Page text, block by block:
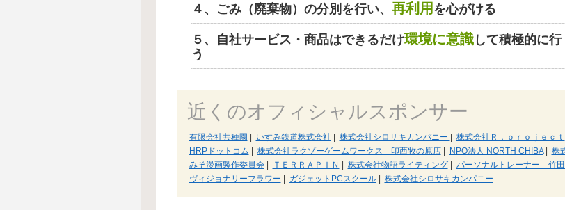
４、ごみ（廃棄物）の分別を行い、 再利用 を心がける
５、自社サービス・商品はできるだけ環境に意識して積極的に行
う
近くのオフィシャルスポンサー
有限会社共種園 いすみ鉄道株式会社 株式会社シロサキカンパニー 株式会社Ｒ．ｐｒｏｊｅｃｔ
HRPドットコム
株式会社ラクゾーゲームワークス 印西牧の原店| NPO法人 NORTH CHIBA| 株
みそ漫画製作委員会| ＴＥＲＲＡＰＩＮ 株式会社物語ライティング| パーソナルトレーナー 竹
ヴィジョナリーフラワー
ガジェットPCスクール| 株式会社シロサキカンパニー